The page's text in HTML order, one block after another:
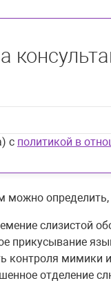
с политикой в
можно
слизистой
прикусывание
контроля мимики
отделение